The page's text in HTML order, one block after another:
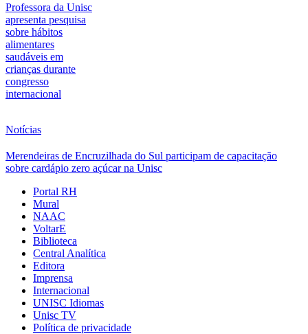
Professora da Unisc
apresenta pesquisa
sobre hábitos
alimentares
saudáveis em
crianças durante
congresso
internacional
Notícias
Merendeiras de Encruzilhada do Sul participam de capacitação
sobre cardápio zero açúcar na Unisc
Portal RH
Mural
NAAC
VoltarE
Biblioteca
Central Analítica
Editora
Imprensa
Internacional
UNISC Idiomas
Unisc TV
Política de privacidade